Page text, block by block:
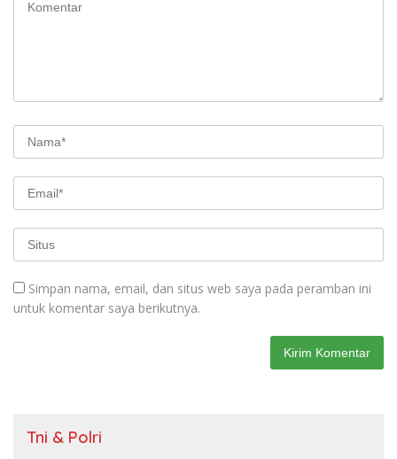
Simpan nama, email, dan situs web saya pada peramban ini
untuk komentar saya berikutnya.
Tni & Polri